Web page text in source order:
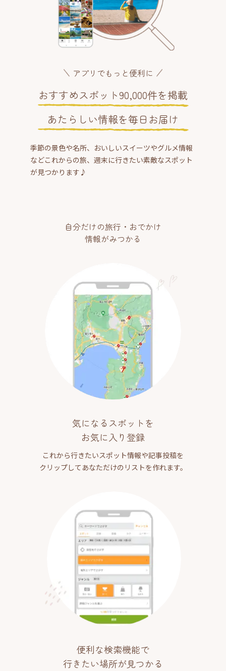
アプリでもっと便利に
おすすめスポット90,000件を掲載
あたらしい情報を毎日お届け
季節の景色や名所、おいしいスイーツやグルメ情報
などこれからの旅、週末に行きたい素敵なスポット
が見つかります♪
自分だけの旅行・おでかけ
情報がみつかる
気になるスポットを
お気に入り登録
これから行きたいスポット情報や記事投稿を
クリップしてあなただけのリストを作れます。
便利な検索機能で
行きたい場所が見つかる